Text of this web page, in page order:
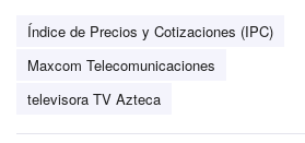
Índice de Precios y Cotizaciones (IPC)
Maxcom Telecomunicaciones
televisora TV Azteca